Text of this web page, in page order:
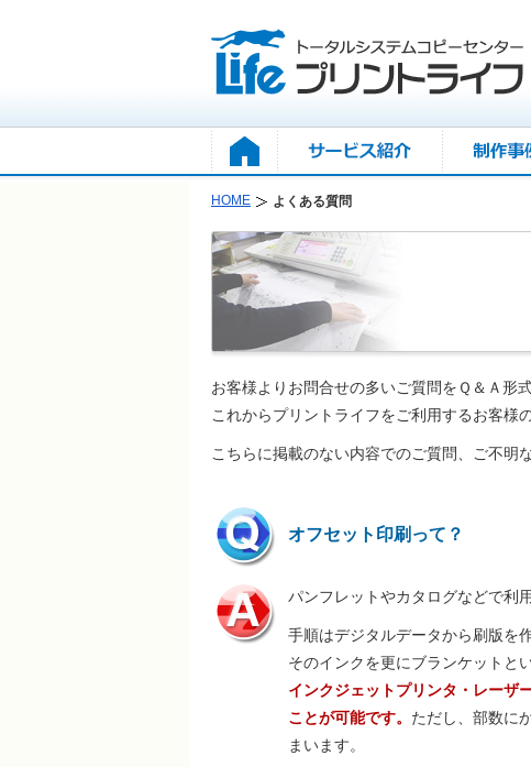
HOME よくある質問
お客様よりお問合せの多いご質問をＱ＆Ａ形
これからプリントライフをご利用するお客様
こちらに掲載のない内容でのご質問、ご不明
オフセット印刷って？
パンフレットやカタログなどで利
手順はデジタルデータから刷版を
そのインクを更にブランケットと
インクジェットプリンタ・レーザ
ことが可能です。 ただし、部数に
まいます。